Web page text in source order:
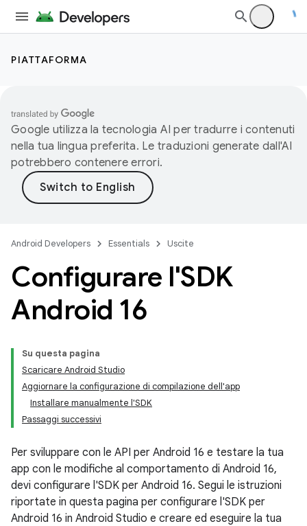
PIATTAFORMA
Google utilizza la tecnologia AI per tradurre i contenuti
nella tua lingua preferita. Le traduzioni generate dall'AI
potrebbero contenere errori.
Android Developers Essentials Uscite
Configurare l'SDK
Android 16
Su questa pagina
Scaricare Android Studio
Aggiornare la configurazione di compilazione dell'app
Installare manualmente l'SDK
Passaggi successivi
Per sviluppare con le API per Android 16 e testare la tua
app con le modifiche al comportamento di Android 16,
devi configurare l'SDK per Android 16. Segui le istruzioni
riportate in questa pagina per configurare l'SDK per
Android 16 in Android Studio e creare ed eseguire la tua